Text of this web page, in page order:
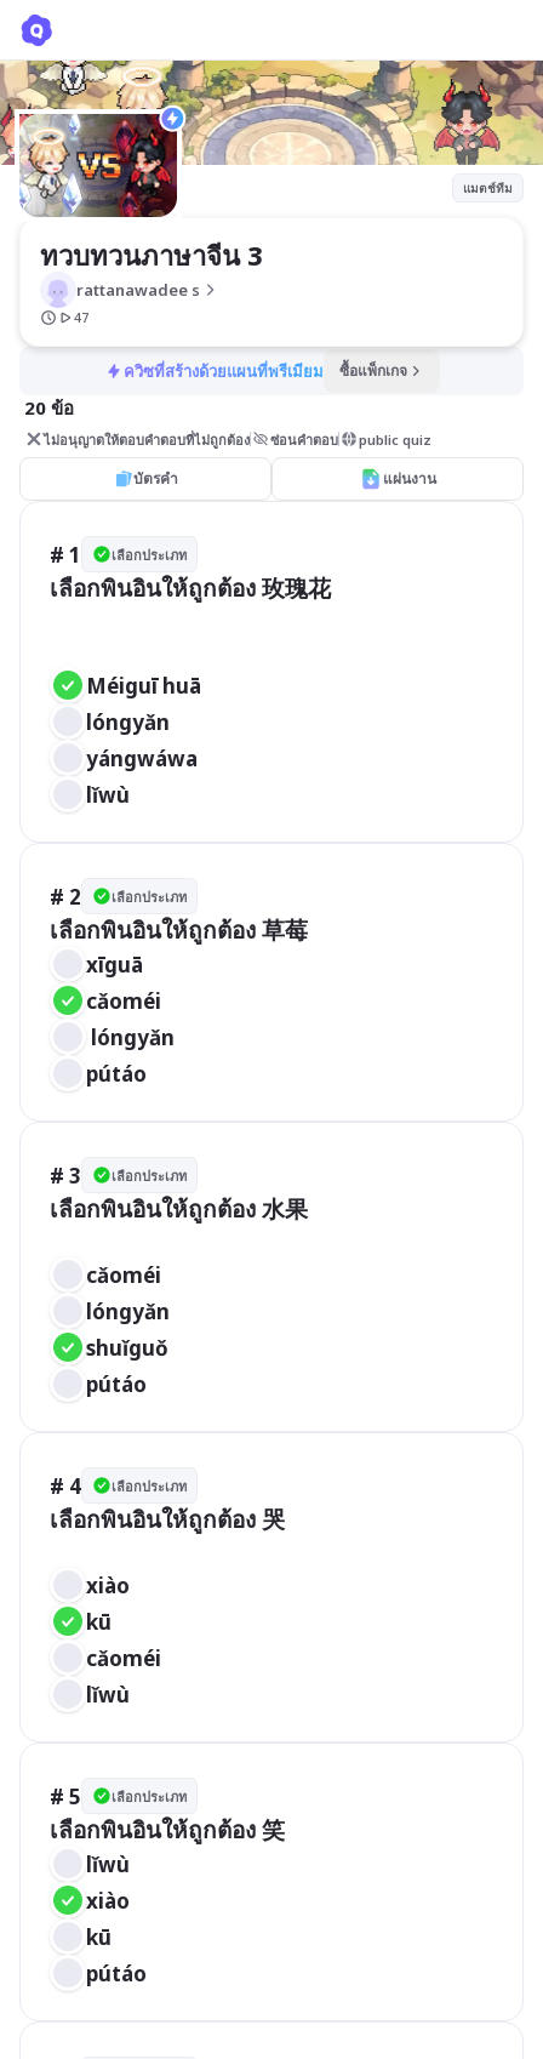
แมตช์ทีม
ทวบทวนภาษาจีน 3
rattanawadee s
47
ควิซที่สร้างด้วยแผนที่พรีเมียม ซื้อแพ็กเกจ
20 ข้อ
ไม่อนุญาตให้ตอบคำตอบที่ไม่ถูกต้อง ซ่อนคำตอบ public quiz
บัตรคำ แผ่นงาน
# 1 เลือกประเภท
เลือกพินอินให้ถูกต้อง 玫瑰花
Méiguī huā
lóngyǎn
yángwáwa
lǐwù
# 2 เลือกประเภท
xīguā
cǎoméi
lóngyǎn
pútáo
# 3 เลือกประเภท
เลือกพินอินให้ถูกต้อง 水果
cǎoméi
lóngyǎn
pútáo
# 4 เลือกประเภท
เลือกพินอินให้ถูกต้อง 哭
xiào
lǐwù
# 5 เลือกประเภท
lǐwù
kū
pútáo